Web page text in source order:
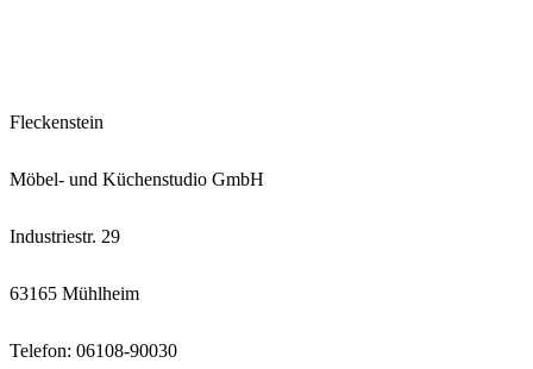
Fleckenstein
Möbel- und Küchenstudio GmbH
Industriestr. 29
63165 Mühlheim
Telefon: 06108-90030